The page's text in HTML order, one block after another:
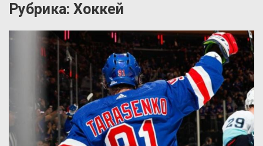
Рубрика: Хоккей